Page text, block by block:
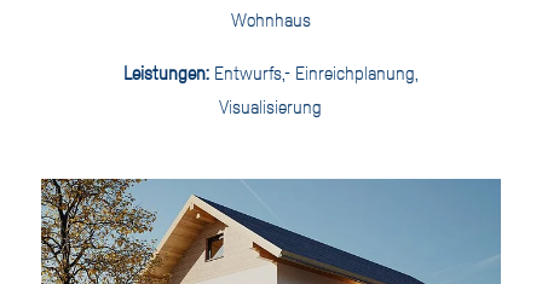
Wohnhaus
Leistungen: Entwurfs,- Einreichplanung,
Visualisierung